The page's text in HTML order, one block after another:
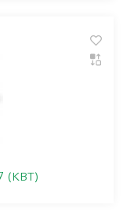
(КВТ)